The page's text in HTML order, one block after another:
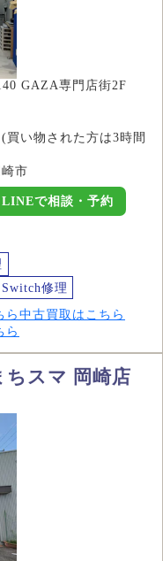
GAZA専門店街2F
買い物された方は3時間
市
LINEで相談・予約
修理
ら 中古買取はこちら
ら
スマ 岡崎店